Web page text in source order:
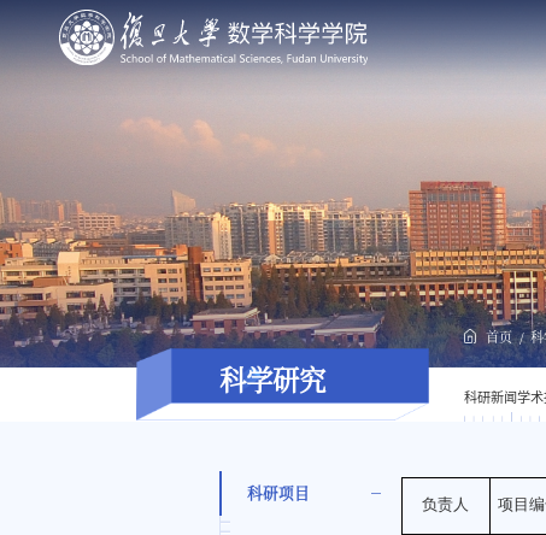
科学研究
首页
科研新闻学术
科研项目
负责人 项目